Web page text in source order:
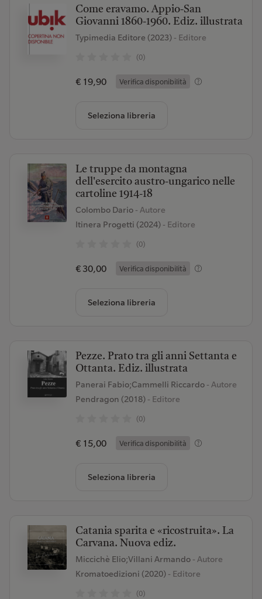
Come eravamo. Appio-San
Giovanni 1860-1960. Ediz. illustrata
Typimedia Editore (2023)- Editore
(0)
€ 19,90 Verifica disponibilità
Seleziona libreria
Le truppe da montagna
dell'esercito austro-ungarico nelle
cartoline 1914-18
Colombo Dario - Autore
Itinera Progetti (2024)- Editore
(0)
€ 30,00 Verifica disponibilità
Seleziona libreria
Pezze. Prato tra gli anni Settanta e
Ottanta. Ediz. illustrata
Panerai Fabio;Cammelli Riccardo - Autore
Pendragon (2018)- Editore
(0)
€ 15,00 Verifica disponibilità
Seleziona libreria
Catania sparita e «ricostruita». La
Carvana. Nuova ediz.
Miccichè Elio;Villani Armando - Autore
Kromatoedizioni (2020)- Editore
(0)